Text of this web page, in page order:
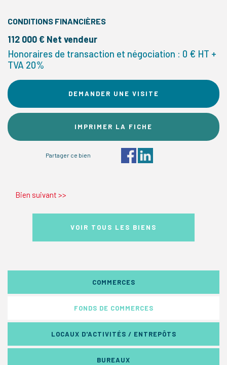
CONDITIONS FINANCIÈRES
112 000 € Net vendeur
Honoraires de transaction et négociation : 0 € HT +
TVA 20%
DEMANDER UNE VISITE
IMPRIMER LA FICHE
Partager ce bien
Bien suivant >>
VOIR TOUS LES BIENS
COMMERCES
FONDS DE COMMERCES
LOCAUX D'ACTIVITÉS / ENTREPÔTS
BUREAUX